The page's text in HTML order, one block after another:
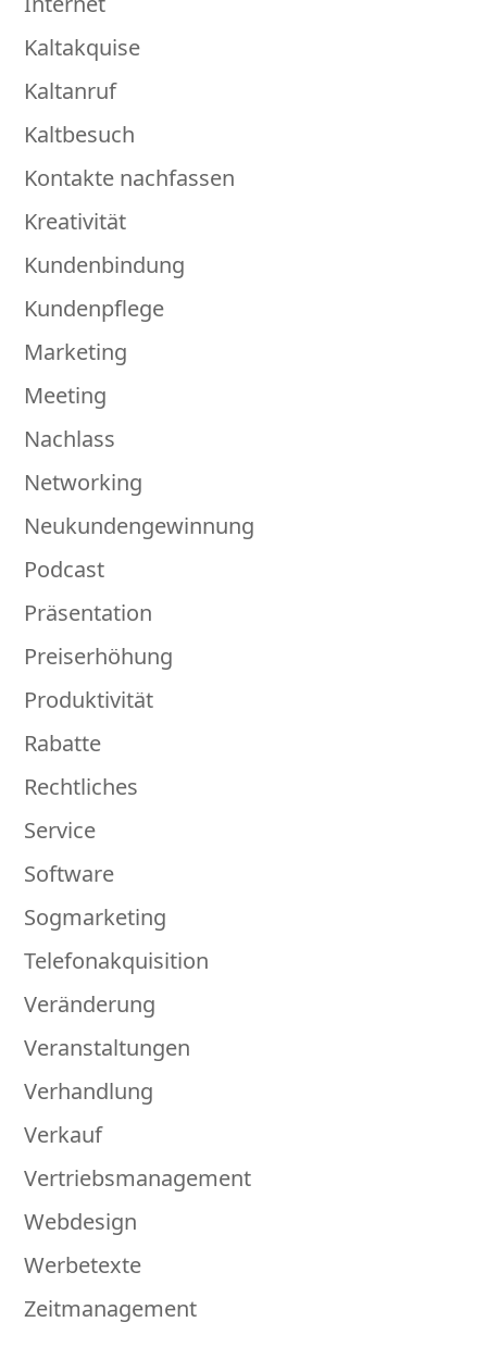
Kaltakquise
Kaltanruf
Kaltbesuch
Kontakte nachfassen
Kreativität
Kundenbindung
Kundenpflege
Marketing
Meeting
Nachlass
Networking
Neukundengewinnung
Podcast
Präsentation
Preiserhöhung
Produktivität
Rabatte
Rechtliches
Service
Software
Sogmarketing
Telefonakquisition
Veränderung
Veranstaltungen
Verhandlung
Verkauf
Vertriebsmanagement
Webdesign
Werbetexte
Zeitmanagement